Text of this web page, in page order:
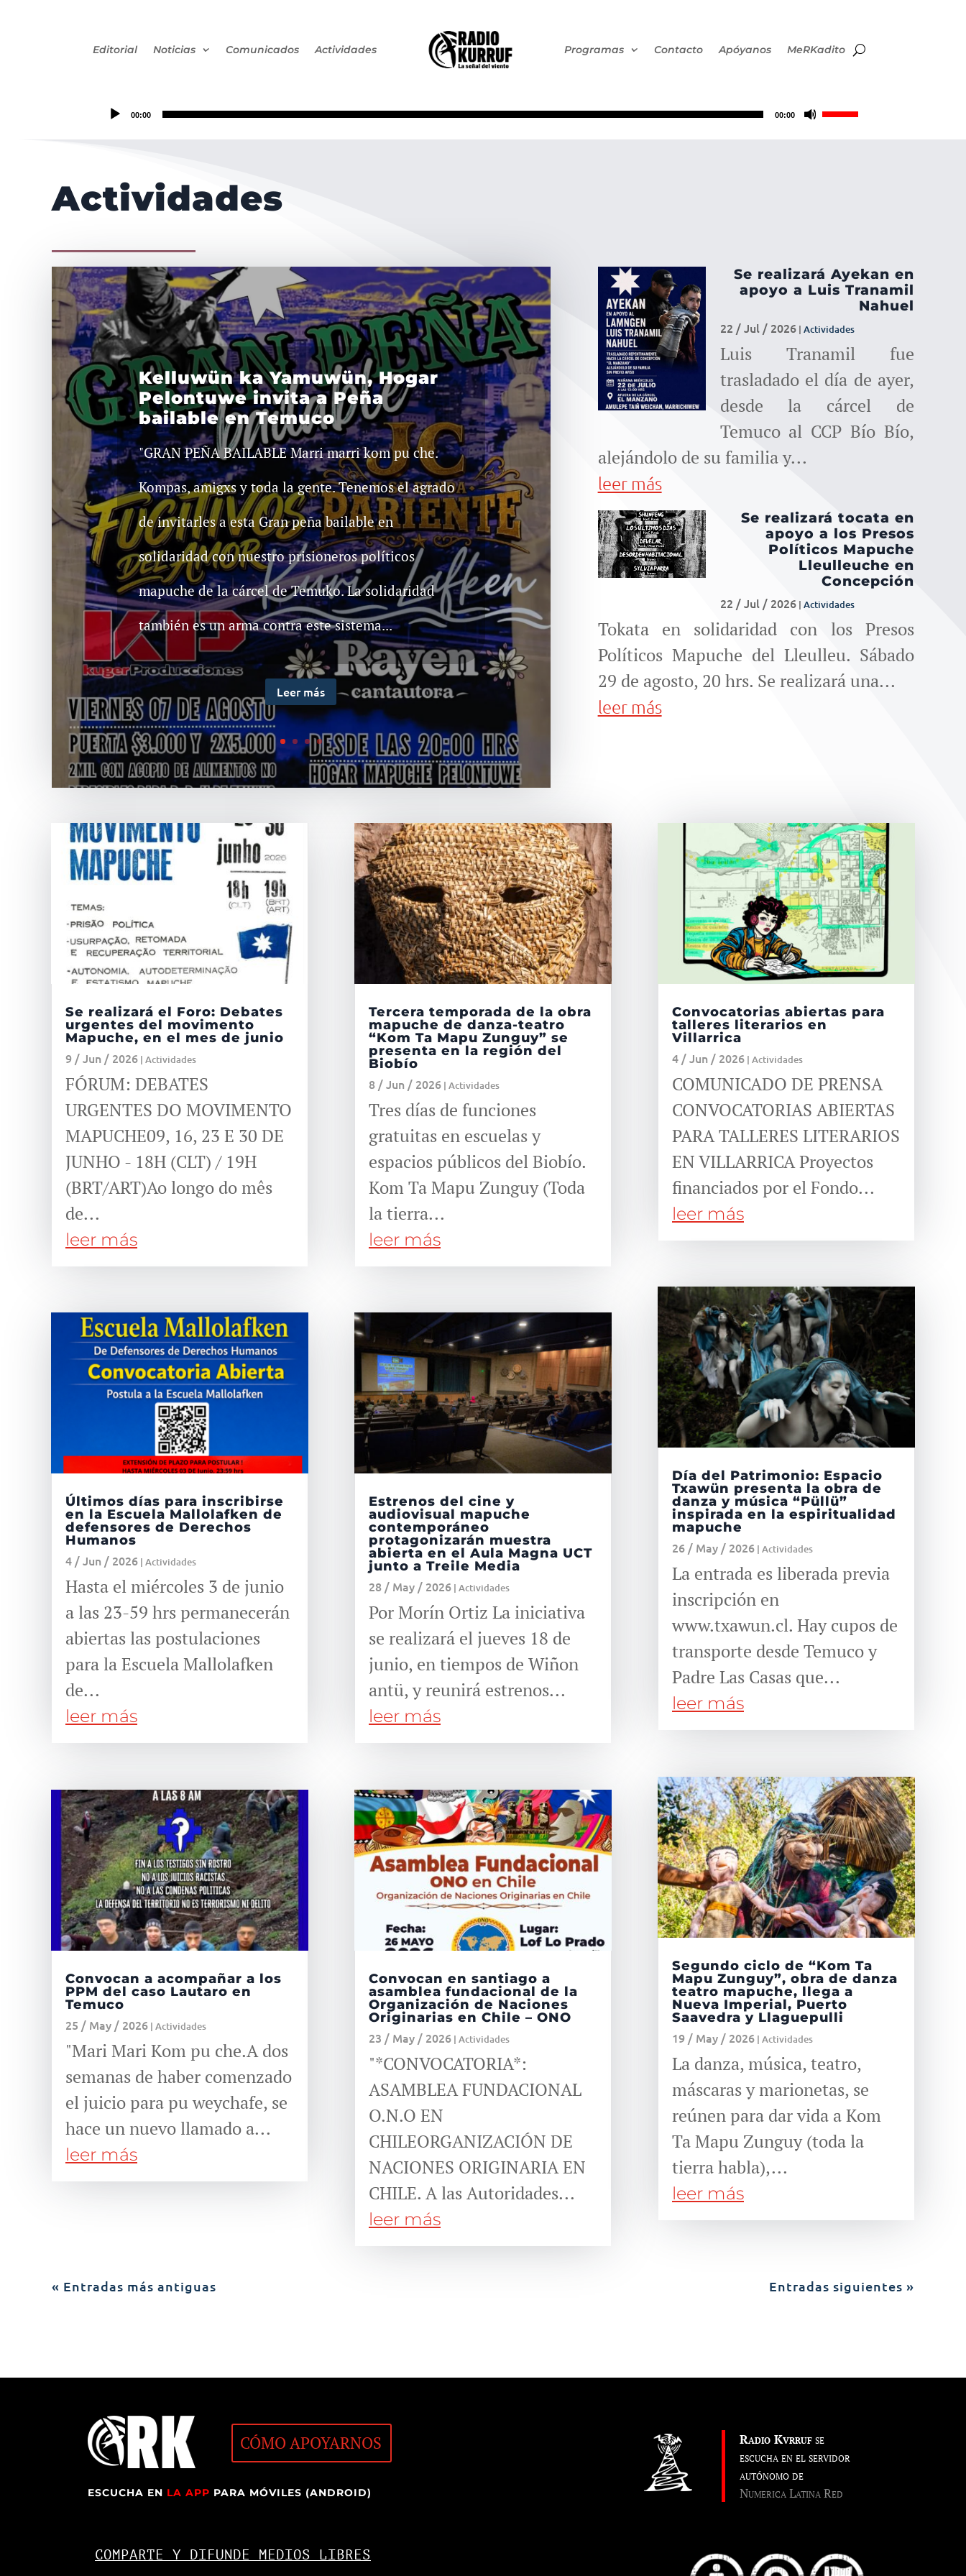
Editorial Noticias Comunicados Actividades Programas Contacto Apóyanos MeRKadito
00:00 00:00
Utiliza
arriba/abajo
para
aumentar
o
disminuir
Actividades
Kelluwün ka Yamuwün, Hogar
Pelontuwe invita a Peña
bailable en Temuco
"GRAN PEÑA BAILABLE Marri marri kom pu che.
Kompas, amigxs y toda la gente. Tenemos el agrado
de invitarles a esta Gran peña bailable en
solidaridad con nuestro prisioneros políticos
mapuche de la cárcel de Temuko. La solidaridad
también es un arma contra este sistema...
Leer más
Se realizará Ayekan en
apoyo a Luis Tranamil
Nahuel
22 / Jul / 2026| Actividades
Luis Tranamil fue
trasladado el día de ayer,
desde la cárcel de
Temuco al CCP Bío Bío,
alejándolo de su familia y...
leer más
Se realizará tocata en
apoyo a los Presos
Políticos Mapuche
Lleulleuche en
Concepción
22 / Jul / 2026| Actividades
Tokata en solidaridad con los Presos
Políticos Mapuche del Lleulleu. Sábado
29 de agosto, 20 hrs. Se realizará una...
leer más
Se realizará el Foro: Debates
urgentes del movimento
Mapuche, en el mes de junio
9 / Jun / 2026 | Actividades
FÓRUM: DEBATES
URGENTES DO MOVIMENTO
MAPUCHE09, 16, 23 E 30 DE
JUNHO - 18H (CLT) / 19H
(BRT/ART)Ao longo do mês
de...
leer más
Últimos días para inscribirse
en la Escuela Mallolafken de
defensores de Derechos
Humanos
4 / Jun / 2026 | Actividades
Hasta el miércoles 3 de junio
a las 23-59 hrs permanecerán
abiertas las postulaciones
para la Escuela Mallolafken
de...
leer más
Convocan a acompañar a los
PPM del caso Lautaro en
Temuco
25 / May / 2026 | Actividades
"Mari Mari Kom pu che.A dos
semanas de haber comenzado
el juicio para pu weychafe, se
hace un nuevo llamado a...
leer más
Tercera temporada de la obra
mapuche de danza-teatro
“Kom Ta Mapu Zunguy” se
presenta en la región del
Biobío
8 / Jun / 2026 | Actividades
Tres días de funciones
gratuitas en escuelas y
espacios públicos del Biobío.
Kom Ta Mapu Zunguy (Toda
la tierra...
leer más
Estrenos del cine y
audiovisual mapuche
contemporáneo
protagonizarán muestra
abierta en el Aula Magna UCT
junto a Treile Media
28 / May / 2026 | Actividades
Por Morín Ortiz La iniciativa
se realizará el jueves 18 de
junio, en tiempos de Wiñon
antü, y reunirá estrenos...
leer más
Convocan en santiago a
asamblea fundacional de la
Organización de Naciones
Originarias en Chile – ONO
23 / May / 2026 | Actividades
"*CONVOCATORIA*:
ASAMBLEA FUNDACIONAL
O.N.O EN
CHILEORGANIZACIÓN DE
NACIONES ORIGINARIA EN
CHILE. A las Autoridades...
leer más
Convocatorias abiertas para
talleres literarios en
Villarrica
4 / Jun / 2026 | Actividades
COMUNICADO DE PRENSA
CONVOCATORIAS ABIERTAS
PARA TALLERES LITERARIOS
EN VILLARRICA Proyectos
financiados por el Fondo...
leer más
Día del Patrimonio: Espacio
Txawün presenta la obra de
danza y música “Püllü”
inspirada en la espiritualidad
mapuche
26 / May / 2026 | Actividades
La entrada es liberada previa
inscripción en
www.txawun.cl. Hay cupos de
transporte desde Temuco y
Padre Las Casas que...
leer más
Segundo ciclo de “Kom Ta
Mapu Zunguy”, obra de danza
teatro mapuche, llega a
Nueva Imperial, Puerto
Saavedra y Llaguepulli
19 / May / 2026 | Actividades
La danza, música, teatro,
máscaras y marionetas, se
reúnen para dar vida a Kom
Ta Mapu Zunguy (toda la
tierra habla),...
leer más
« Entradas más antiguas Entradas siguientes »
CÓMO APOYARNOS
ESCUCHA EN LA APP PARA MÓVILES (ANDROID)
Radio Kvrrufse
escucha en el servidor
autónomo de
Numerica Latina Red
COMPARTE Y DIFUNDE MEDIOS LIBRES